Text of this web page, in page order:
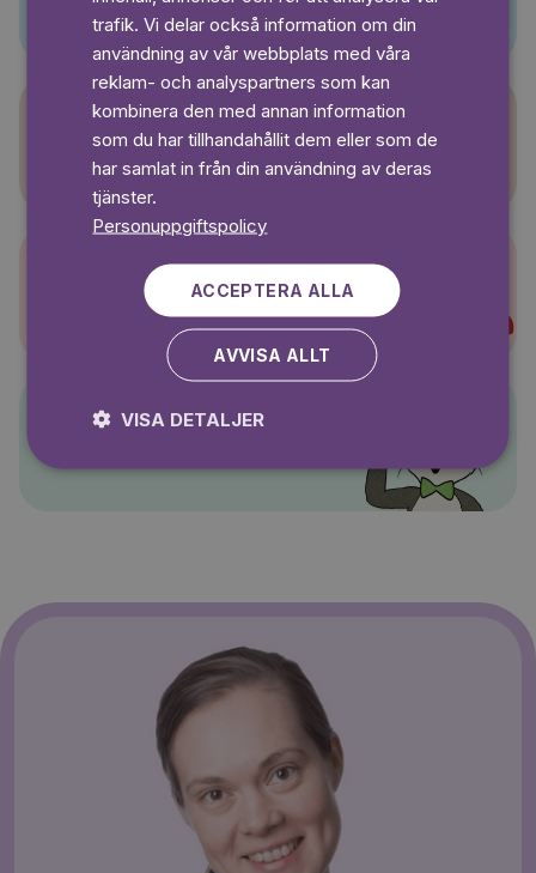
Sagasagor
Super-Charlie
trafik. Vi delar också information om din
användning av vår webbplats med våra
reklam- och analyspartners som kan
kombinera den med annan information
som du har tillhandahållit dem eller som de
har samlat in från din användning av deras
tjänster.
Personuppgiftspolicy
ACCEPTERA ALLA
AVVISA ALLT
VISA DETALJER